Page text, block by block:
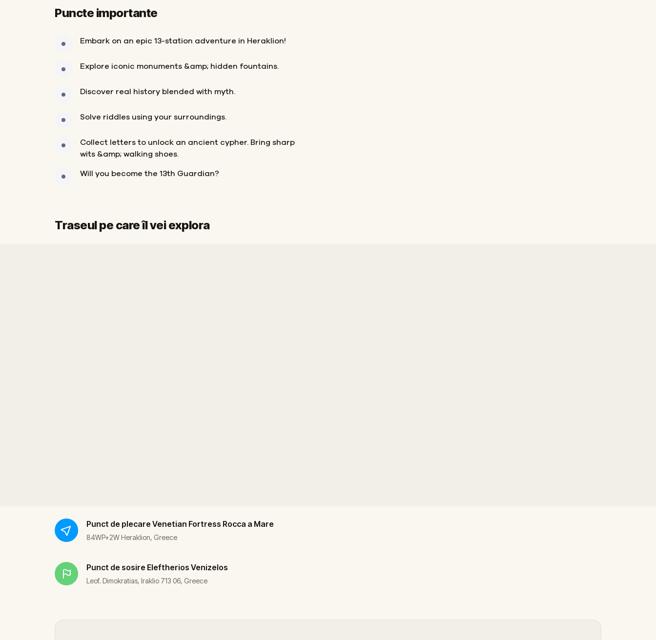
Puncte importante
Embark on an epic 13-station adventure in Heraklion!
Explore iconic monuments &amp; hidden fountains.
Discover real history blended with myth.
Solve riddles using your surroundings.
Collect letters to unlock an ancient cypher. Bring sharp
wits &amp; walking shoes.
Will you become the 13th Guardian?
Traseul pe care îl vei explora
Punct de plecare Venetian Fortress Rocca a Mare
84WP+2W Heraklion, Greece
Punct de sosire Eleftherios Venizelos
Leof. Dimokratias, Iraklio 713 06, Greece